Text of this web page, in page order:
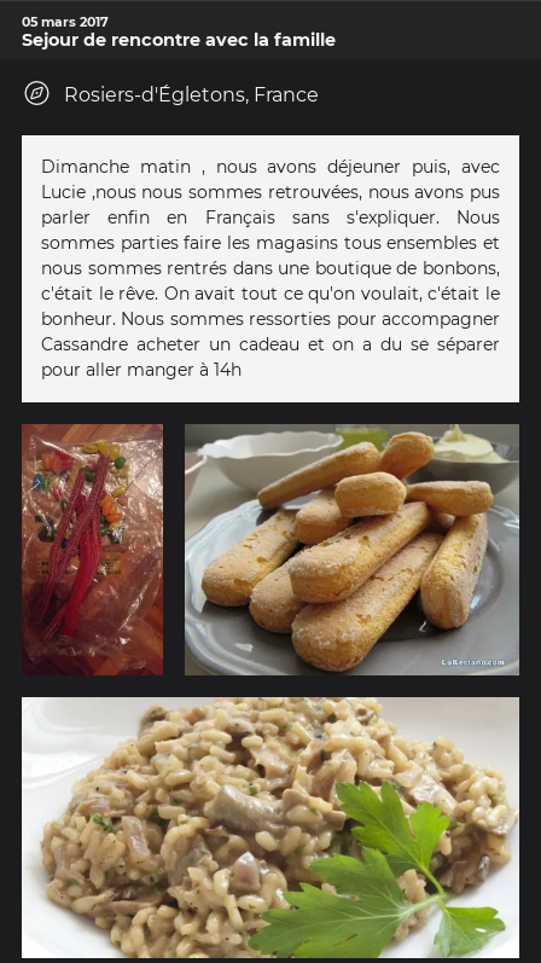
05 mars 2017
Sejour de rencontre avec la famille
Rosiers-d'Égletons, France
Dimanche matin , nous avons déjeuner puis, avec
Lucie ,nous nous sommes retrouvées, nous avons pus
parler enfin en Français sans s'expliquer. Nous
sommes parties faire les magasins tous ensembles et
nous sommes rentrés dans une boutique de bonbons,
c'était le rêve. On avait tout ce qu'on voulait, c'était le
bonheur. Nous sommes ressorties pour accompagner
Cassandre acheter un cadeau et on a du se séparer
pour aller manger à 14h